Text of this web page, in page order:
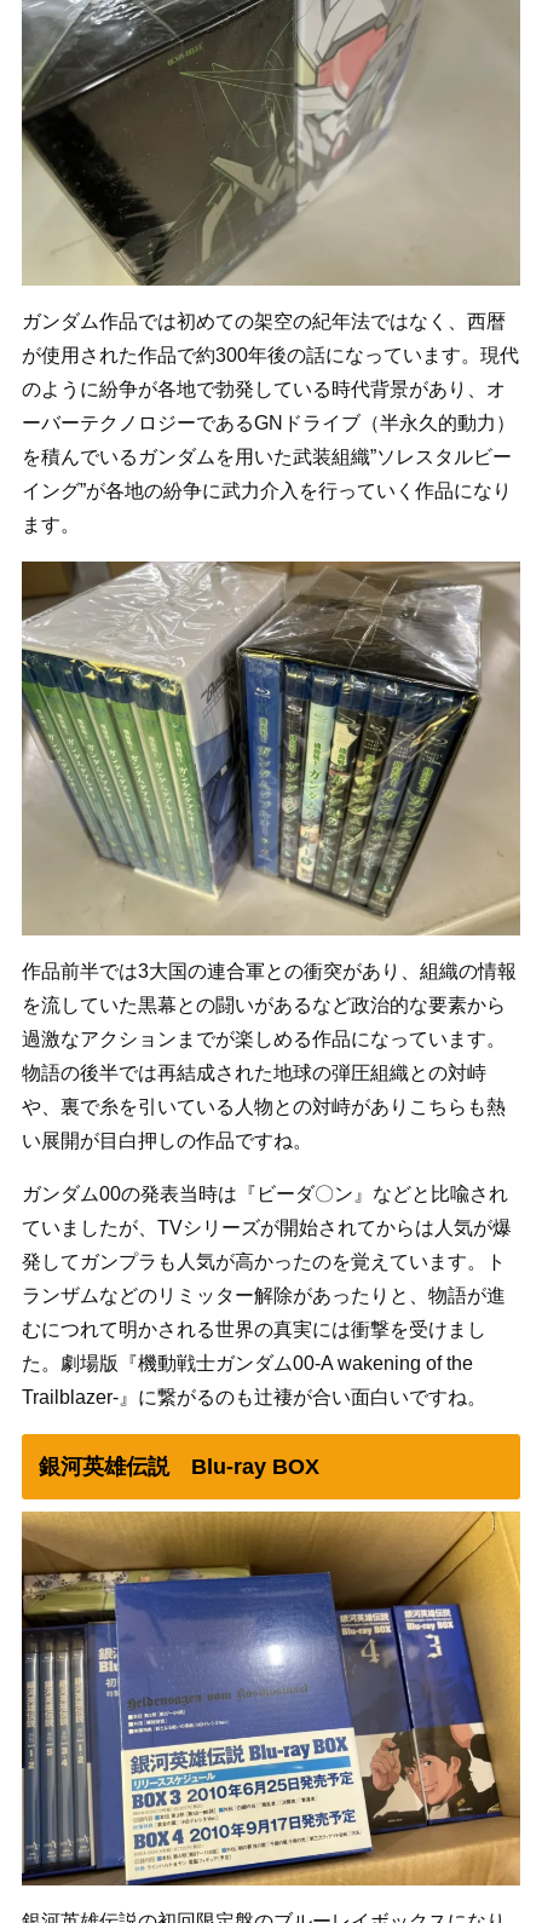
ガンダム作品では初めての架空の紀年法ではなく、西暦
が使用された作品で約300年後の話になっています。現代
のように紛争が各地で勃発している時代背景があり、オ
ーバーテクノロジーであるGNドライブ（半永久的動力）
を積んでいるガンダムを用いた武装組織”ソレスタルビー
イング”が各地の紛争に武力介入を行っていく作品になり
ます。
作品前半では3大国の連合軍との衝突があり、組織の情報
を流していた黒幕との闘いがあるなど政治的な要素から
過激なアクションまでが楽しめる作品になっています。
物語の後半では再結成された地球の弾圧組織との対峙
や、裏で糸を引いている人物との対峙がありこちらも熱
い展開が目白押しの作品ですね。
ガンダム00の発表当時は『ビーダ〇ン』などと比喩され
ていましたが、TVシリーズが開始されてからは人気が爆
発してガンプラも人気が高かったのを覚えています。ト
ランザムなどのリミッター解除があったりと、物語が進
むにつれて明かされる世界の真実には衝撃を受けまし
た。劇場版『機動戦士ガンダム00-A wakening of the
Trailblazer-』に繋がるのも辻褄が合い面白いですね。
銀河英雄伝説 Blu-ray BOX